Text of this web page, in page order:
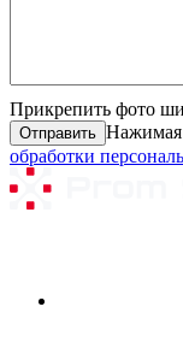
Прикрепить фото
Нажимая
обработки